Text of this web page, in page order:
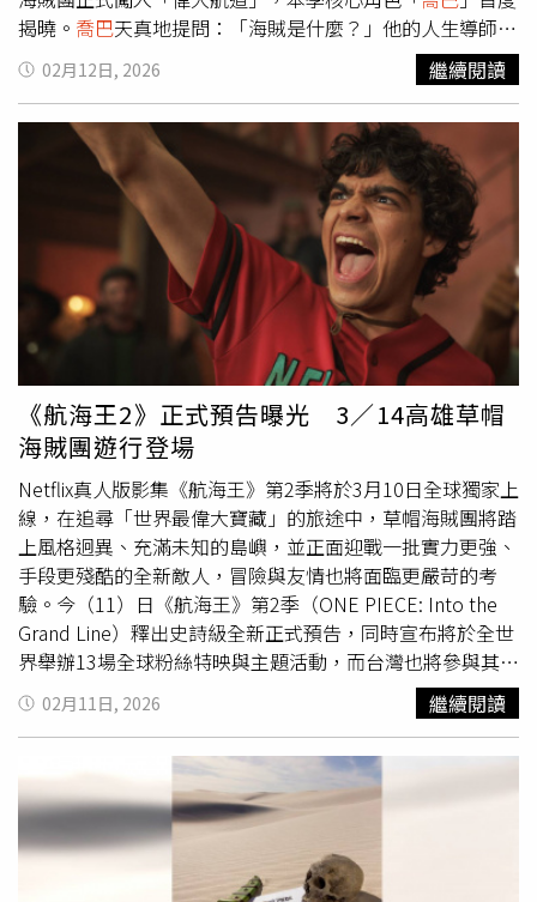
揭曉。 喬巴天真地提問：「海賊是什麼？」他的人生導師西
爾爾克醫生溫柔回應：「海賊熱愛冒險、擁有夢想，而且絕
不輕言放棄。」這份精神，也成為偉大航道旅程的核心信
念。初次見到喬巴的魯夫興奮大喊：「那是什麼東東！」而
也開心地說：「我從來沒玩得這麼開心耶！」令人更加
期待他的加入將為團隊帶來什麼樣的火花。第2季中，神祕
刺客秘密組織「巴洛克華克（Baroque Works）」也正式浮
上檯面。副社長Miss ALL星期天 (Miss All-Sunday)（蕾拉・
阿波娃 飾），也是大家熟知的妮可・羅賓，冷靜現身對魯
夫說道：「你就是草帽海賊團的船長啊？蒙其・D・魯
夫。」伴隨「同伴會在你眼前一個個死去」等不祥警告，巴
洛克華克成員星期三小姐 (Miss Wednesday)（查莉絲拉・
錢德蘭 飾）、5號先生 (Mr. 5)（卡姆魯斯・強森 飾）、黃
金週小姐 (Miss Goldenweek)（蘇菲亞・安妮・卡魯索
飾）等人來勢洶洶，預告中更直言：「這些巴洛克華克的傢
伙與眾不同，他們實力超強。」面對步步逼近的威脅，魯夫
大喊：「團結一心！」騙人布也宣告：「要開戰了！」預告
最後點出旅程的真諦：「有時候你會到達從未想過的地方，
也會結識同伴，這正是踏上旅程的意義。」一場更加壯闊、
熱血的冒險，即將展開。
02月12日, 2026 繼續閱讀
《航海王2》正式預告曝光 3／14高雄草帽
海賊團遊行登場
Netflix真人版影集《航海王》第2季將於3月10日全球獨家上
線，在追尋「世界最偉大寶藏」的旅途中，草帽海賊團將踏
上風格迥異、充滿未知的島嶼，並正面迎戰一批實力更強、
手段更殘酷的全新敵人，冒險與友情也將面臨更嚴苛的考
驗。今（11）日《航海王》第2季（ONE PIECE: Into the
Grand Line）釋出史詩級全新正式預告，同時宣布將於全世
界舉辦13場全球粉絲特映與主題活動，而台灣也將參與其
中，預計將於3月14日週六，號召全台灣的粉絲齊聚高雄，
舉辦草帽海賊團盛大遊行。正式預告中，草帽海賊團在酒吧
中舉杯慶祝成功抵達偉大航道，魯夫熱血高喊：「我的同伴
們，我們組成了一支出色的海賊團，成功抵達偉大航道，現
在距離夢想更進一步了！」然而歡笑過後，真正的試煉才正
要開始，梅利號闖過顛倒山的洶湧急流、深入危險叢林、甚
至遭遇巨大恐龍，預告也警告：「偉大航道危機四伏，不要
隨便信任別人。」本次預告也是首度正式揭曉備受期待的新
02月11日, 2026 繼續閱讀